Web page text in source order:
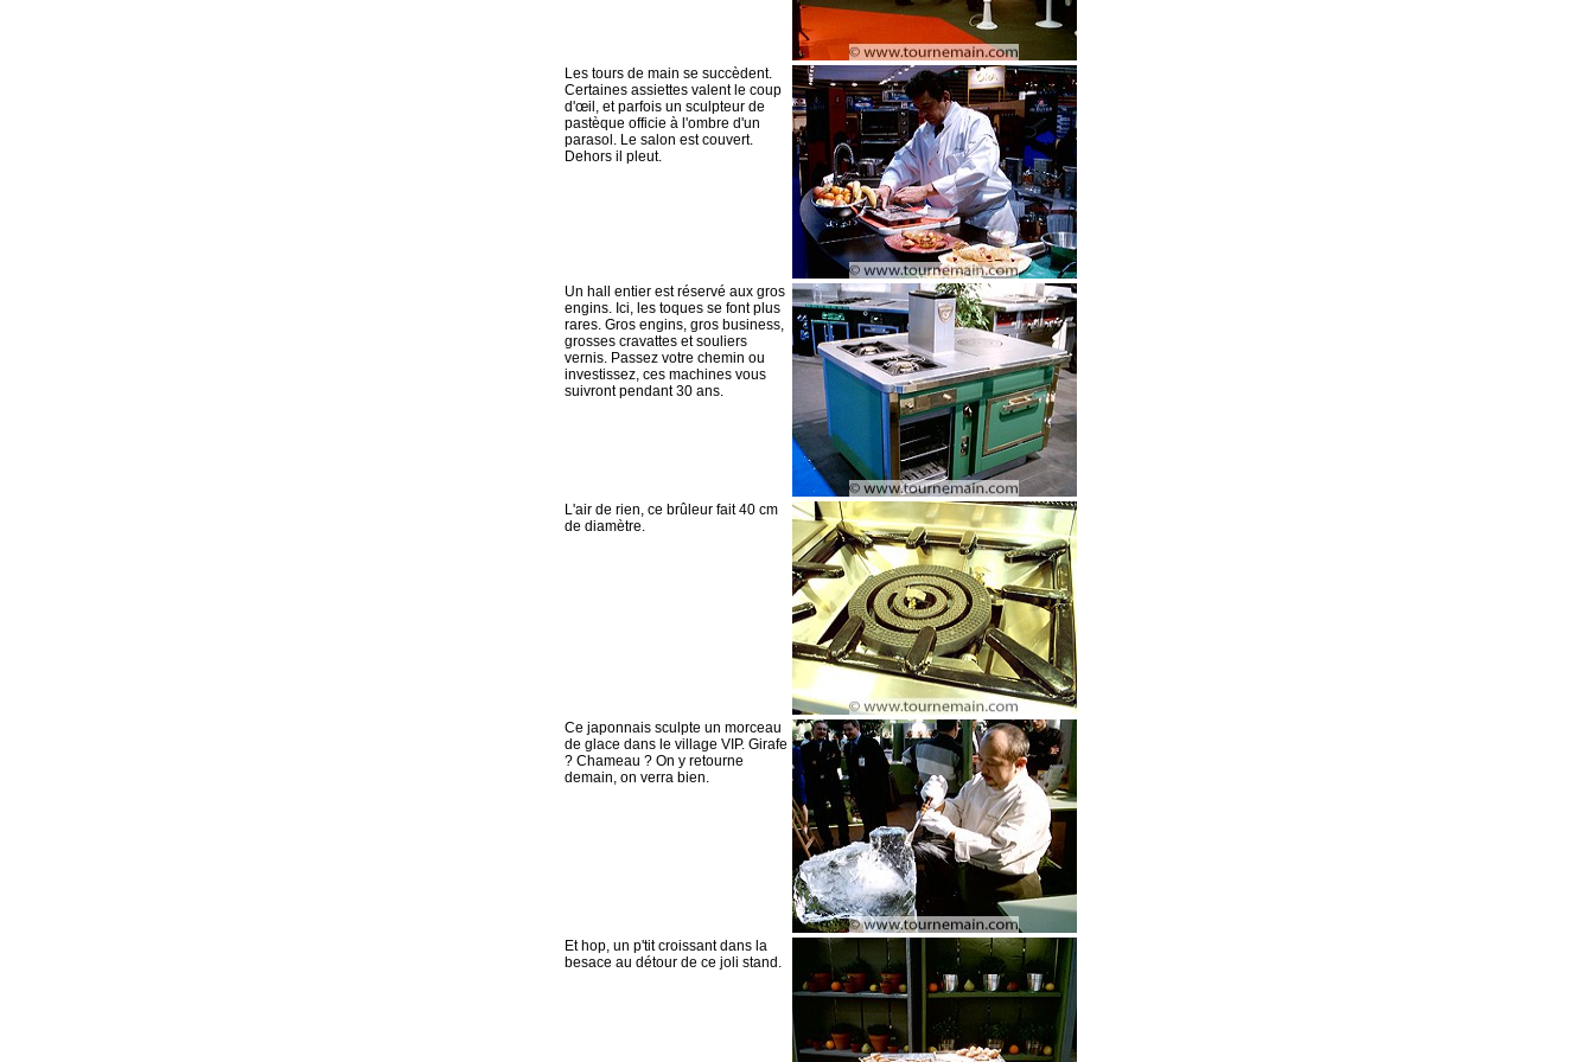
Les tours de main se succèdent.
Certaines assiettes valent le coup
d'œil, et parfois un sculpteur de
pastèque officie à l'ombre d'un
parasol. Le salon est couvert.
Dehors il pleut.
Un hall entier est réservé aux gros
engins. Ici, les toques se font plus
rares. Gros engins, gros business,
grosses cravattes et souliers
vernis. Passez votre chemin ou
investissez, ces machines vous
suivront pendant 30 ans.
L'air de rien, ce brûleur fait 40 cm
de diamètre.
Ce japonnais sculpte un morceau
de glace dans le village VIP. Girafe
? Chameau ? On y retourne
demain, on verra bien.
Et hop, un p'tit croissant dans la
besace au détour de ce joli stand.